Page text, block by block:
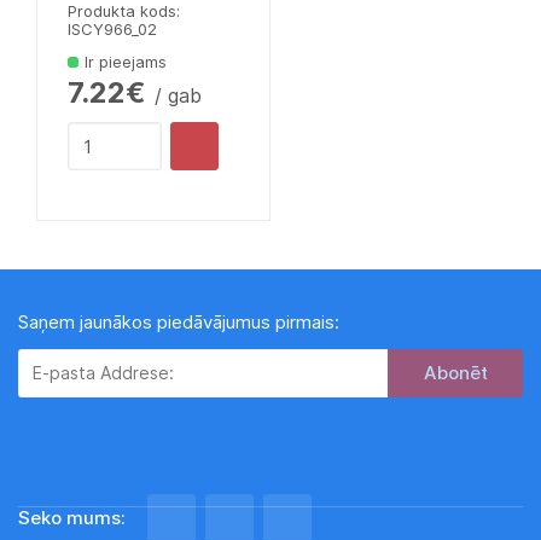
Produkta kods:
lSCY966_02
Ir pieejams
7.22€ / gab
Saņem jaunākos piedāvājumus pirmais:
Subscribe
Seko mums: